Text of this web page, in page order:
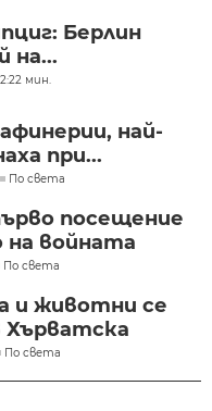
Берлин
на...
мин.
най-
при...
По света
посещение
на войната
По света
и животни се
Хърватска
По света